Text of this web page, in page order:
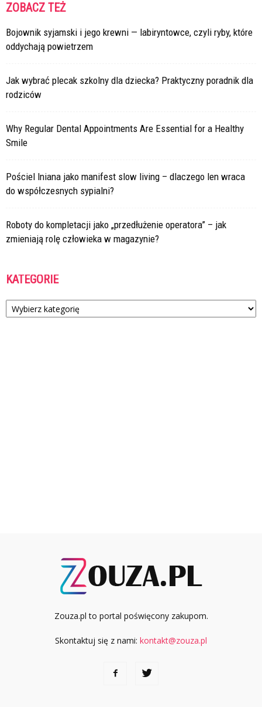
ZOBACZ TEŻ
Bojownik syjamski i jego krewni — labiryntowce, czyli ryby, które
oddychają powietrzem
Jak wybrać plecak szkolny dla dziecka? Praktyczny poradnik dla
rodziców
Why Regular Dental Appointments Are Essential for a Healthy
Smile
Pościel lniana jako manifest slow living – dlaczego len wraca
do współczesnych sypialni?
Roboty do kompletacji jako „przedłużenie operatora” – jak
zmieniają rolę człowieka w magazynie?
KATEGORIE
Kategorie
Zouza.pl to portal poświęcony zakupom.
Skontaktuj się z nami: kontakt@zouza.pl